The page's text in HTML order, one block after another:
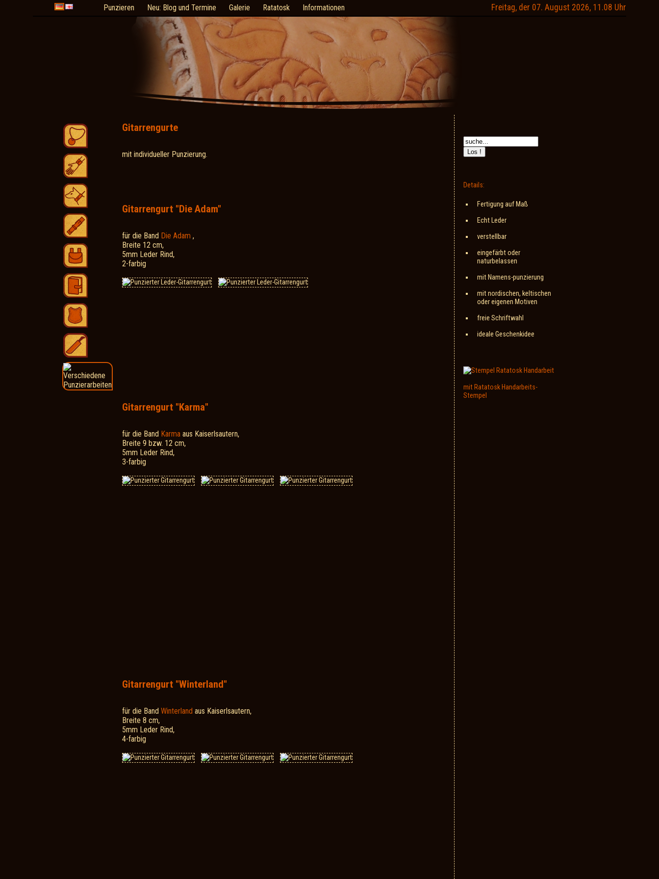
Punzieren Neu: Blog und Termine Galerie Ratatosk Informationen Freitag, der 07. August 2026, 11.08 Uhr
Gitarrengurte
mit individueller Punzierung.
Gitarrengurt "Die Adam"
für die Band Die Adam ,
Breite 12 cm,
5mm Leder Rind,
2-farbig
Gitarrengurt "Karma"
für die Band Karmaaus Kaiserlsautern,
Breite 9 bzw. 12 cm,
5mm Leder Rind,
3-farbig
Gitarrengurt "Winterland"
für die Band Winterland aus Kaiserlsautern,
Breite 8 cm,
5mm Leder Rind,
4-farbig
Details:
Fertigung auf Maß
Echt Leder
verstellbar
eingefärbt oder
naturbelassen
mit Namens-punzierung
mit nordischen, keltischen
oder eigenen Motiven
freie Schriftwahl
ideale Geschenkidee
mit Ratatosk Handarbeits-
Stempel